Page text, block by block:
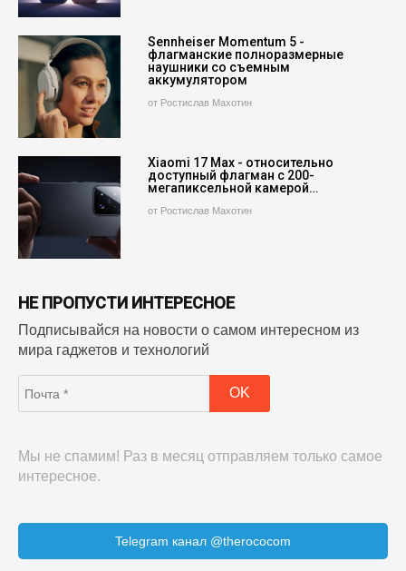
Sennheiser Momentum 5 -
флагманские полноразмерные
наушники со съемным
аккумулятором
от Ростислав Махотин
Xiaomi 17 Max - относительно
доступный флагман с 200-
мегапиксельной камерой…
от Ростислав Махотин
НЕ ПРОПУСТИ ИНТЕРЕСНОЕ
Подписывайся на новости о самом интересном из
мира гаджетов и технологий
Мы не спамим! Раз в месяц отправляем только самое
интересное.
Telegram канал @therococom